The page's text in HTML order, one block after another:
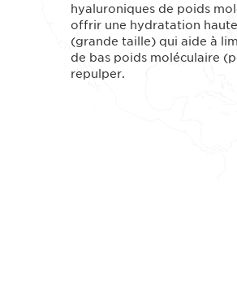
hyaluroniques de poids
offrir une hydratation
(grande taille) qui aide à
de bas poids moléculaire
repulper.